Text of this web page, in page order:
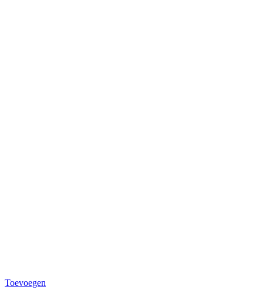
Toevoegen